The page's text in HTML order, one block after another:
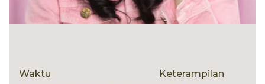
Waktu
Keterampilan